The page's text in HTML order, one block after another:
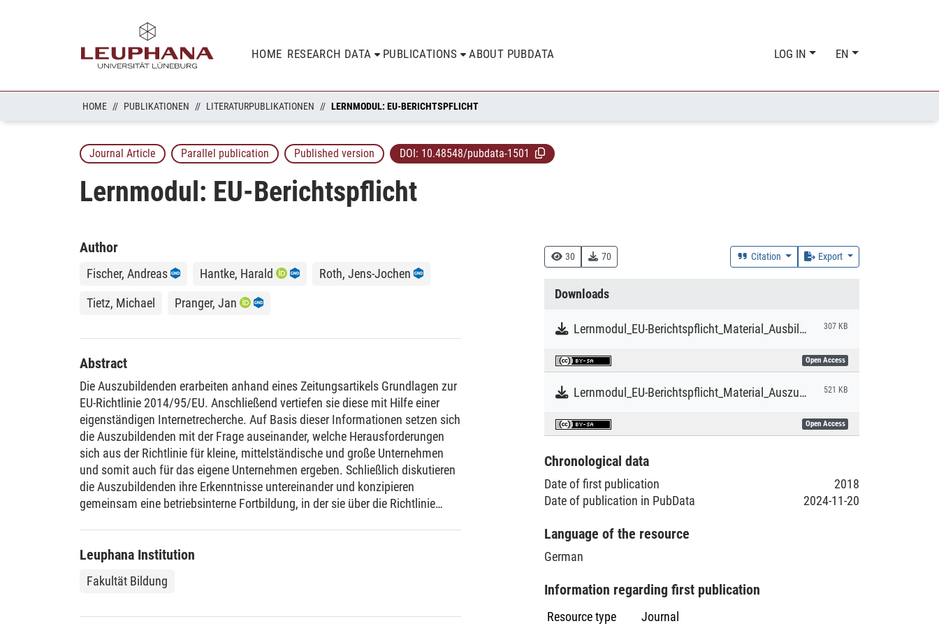
HOME RESEARCH DATA PUBLICATIONS ABOUT PUBDATA LOG IN EN
HOME PUBLIKATIONEN LITERATURPUBLIKATIONEN LERNMODUL: EU-BERICHTSPFLICHT
Journal Article Parallel publication Published version DOI: 10.48548/pubdata-1501
Lernmodul: EU-Berichtspflicht
30 70 Citation Export
Downloads
Lernmodul_EU-Berichtspflicht_Material_AusbilderInnen.pdf 307 KB
Open Access
Lernmodul_EU-Berichtspflicht_Material_Auszubildende.pdf 521 KB
Open Access
Chronological data
Date of first publication
2018
Date of publication in PubData
2024-11-20
Language of the resource
German
Information regarding first publication
Resource type Journal
Author
Fischer, Andreas Hantke, Harald
Roth, Jens-Jochen
Tietz, Michael
Pranger, Jan
Abstract
Die Auszubildenden erarbeiten anhand eines Zeitungsartikels Grundlagen zur
EU-Richtlinie 2014/95/EU. Anschließend vertiefen sie diese mit Hilfe einer
eigenständigen Internetrecherche. Auf Basis dieser Informationen setzen sich
die Auszubildenden mit der Frage auseinander, welche Herausforderungen
sich aus der Richtlinie für kleine, mittelständische und große Unternehmen
und somit auch für das eigene Unternehmen ergeben. Schließlich diskutieren
die Auszubildenden ihre Erkenntnisse untereinander und konzipieren
gemeinsam eine betriebsinterne Fortbildung, in der sie über die Richtlinie
Leuphana Institution
Fakultät Bildung